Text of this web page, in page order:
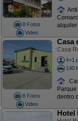
8 Fotos
Video
alquiler
8 Fotos
Video
Casa
Casa
4+1
140
dentro
Hotel